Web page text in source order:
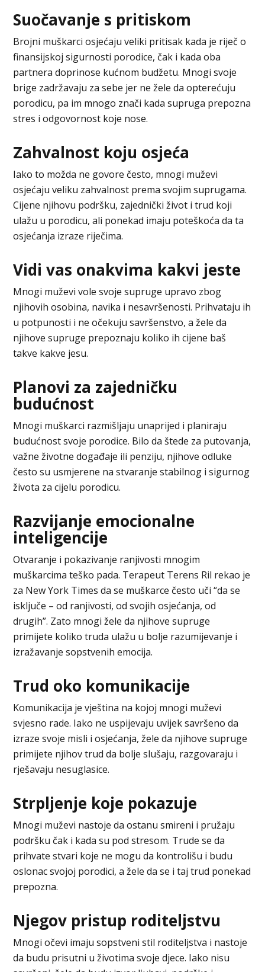
Suočavanje s pritiskom
Brojni muškarci osjećaju veliki pritisak kada je riječ o
finansijskoj sigurnosti porodice, čak i kada oba
partnera doprinose kućnom budžetu. Mnogi svoje
brige zadržavaju za sebe jer ne žele da opterećuju
porodicu, pa im mnogo znači kada supruga prepozna
stres i odgovornost koje nose.
Zahvalnost koju osjeća
Iako to možda ne govore često, mnogi muževi
osjećaju veliku zahvalnost prema svojim suprugama.
Cijene njihovu podršku, zajednički život i trud koji
ulažu u porodicu, ali ponekad imaju poteškoća da ta
osjećanja izraze riječima.
Vidi vas onakvima kakvi jeste
Mnogi muževi vole svoje supruge upravo zbog
njihovih osobina, navika i nesavršenosti. Prihvataju ih
u potpunosti i ne očekuju savršenstvo, a žele da
njihove supruge prepoznaju koliko ih cijene baš
takve kakve jesu.
Planovi za zajedničku
budućnost
Mnogi muškarci razmišljaju unaprijed i planiraju
budućnost svoje porodice. Bilo da štede za putovanja,
važne životne događaje ili penziju, njihove odluke
često su usmjerene na stvaranje stabilnog i sigurnog
života za cijelu porodicu.
Razvijanje emocionalne
inteligencije
Otvaranje i pokazivanje ranjivosti mnogim
muškarcima teško pada. Terapeut Terens Ril rekao je
za New York Times da se muškarce često uči “da se
isključe – od ranjivosti, od svojih osjećanja, od
drugih”. Zato mnogi žele da njihove supruge
primijete koliko truda ulažu u bolje razumijevanje i
izražavanje sopstvenih emocija.
Trud oko komunikacije
Komunikacija je vještina na kojoj mnogi muževi
svjesno rade. Iako ne uspijevaju uvijek savršeno da
izraze svoje misli i osjećanja, žele da njihove supruge
primijete njihov trud da bolje slušaju, razgovaraju i
rješavaju nesuglasice.
Strpljenje koje pokazuje
Mnogi muževi nastoje da ostanu smireni i pružaju
podršku čak i kada su pod stresom. Trude se da
prihvate stvari koje ne mogu da kontrolišu i budu
oslonac svojoj porodici, a žele da se i taj trud ponekad
prepozna.
Njegov pristup roditeljstvu
Mnogi očevi imaju sopstveni stil roditeljstva i nastoje
da budu prisutni u životima svoje djece. Iako nisu